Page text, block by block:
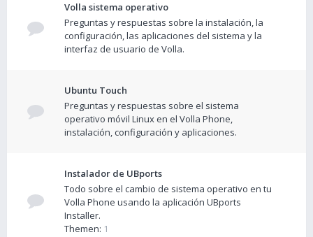
Volla sistema operativo
Preguntas y respuestas sobre la instalación, la
configuración, las aplicaciones del sistema y la
interfaz de usuario de Volla.
Ubuntu Touch
Preguntas y respuestas sobre el sistema
operativo móvil Linux en el Volla Phone,
instalación, configuración y aplicaciones.
Instalador de UBports
Todo sobre el cambio de sistema operativo en tu
Volla Phone usando la aplicación UBports
Installer.
Themen: 1